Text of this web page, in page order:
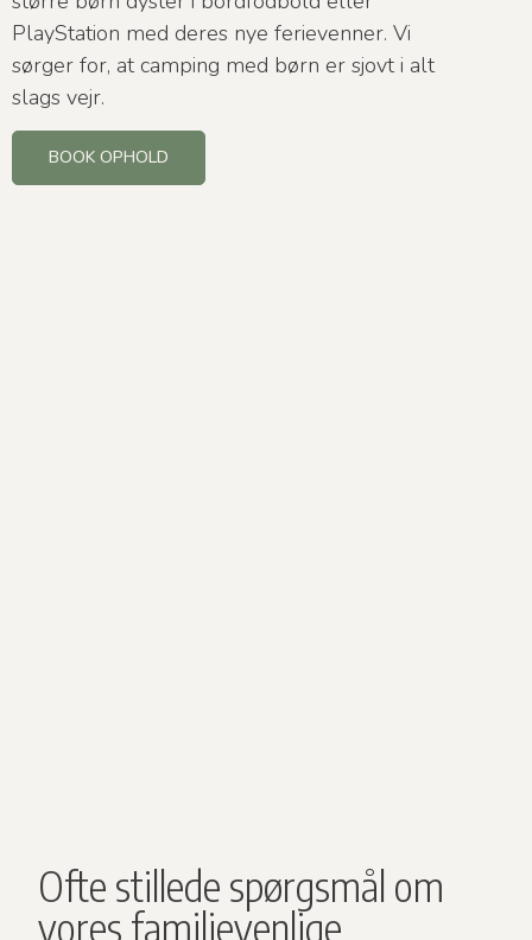
PlayStation med deres nye ferievenner. Vi
sørger for, at camping med børn er sjovt i alt
slags vejr.
BOOK OPHOLD
Ofte stillede spørgsmål om
vores familievenlige